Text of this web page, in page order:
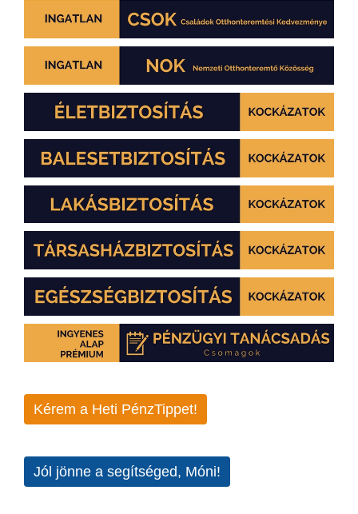
Kérem a Heti PénzTippet!
Jól jönne a segítséged, Móni!